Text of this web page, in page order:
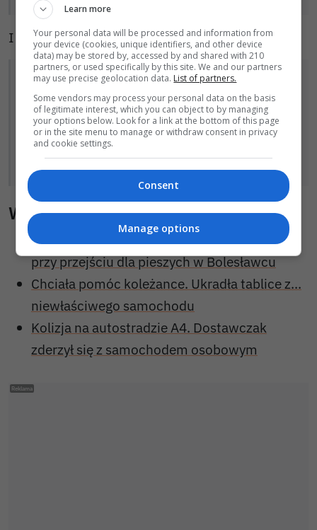
I dodają:
Przypominamy, że unikanie
odpowiedzialności karnej nie prowadzi
do uniknięcia konsekwencji — każdy, kto
jest poszukiwany, prędzej czy później
zostanie zatrzymany.
Wiadomości pokrewne
Czytelnik nagrał niebezpieczne zachowanie
przy przejściu dla pieszych w Bolesławcu
Chciała pomóc koleżance. Ukradła tablice z...
niewłaściwego samochodu
Kolizja na autostradzie A4. Dostawczak
zderzył się z samochodem osobowym
Learn more
Your personal data will be processed and information from
your device (cookies, unique identifiers, and other device
data) may be stored by, accessed by and shared with 210
partners, or used specifically by this site. We and our partners
may use precise geolocation data. List of partners.
Some vendors may process your personal data on the basis
of legitimate interest, which you can object to by managing
your options below. Look for a link at the bottom of this page
or in the site menu to manage or withdraw consent in privacy
and cookie settings.
Consent
Manage options